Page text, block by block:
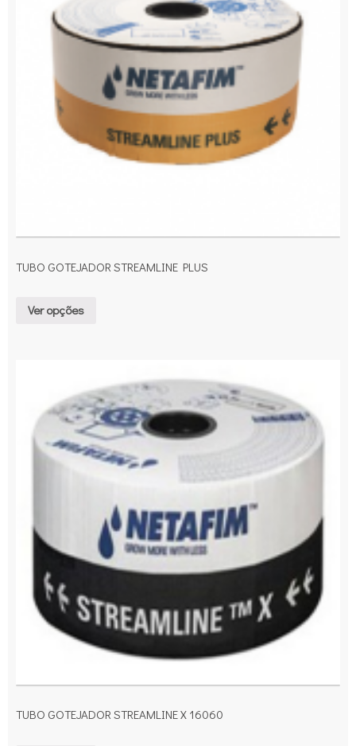
TUBO GOTEJADOR STREAMLINE PLUS
Ver opções
TUBO GOTEJADOR STREAMLINE X 16060